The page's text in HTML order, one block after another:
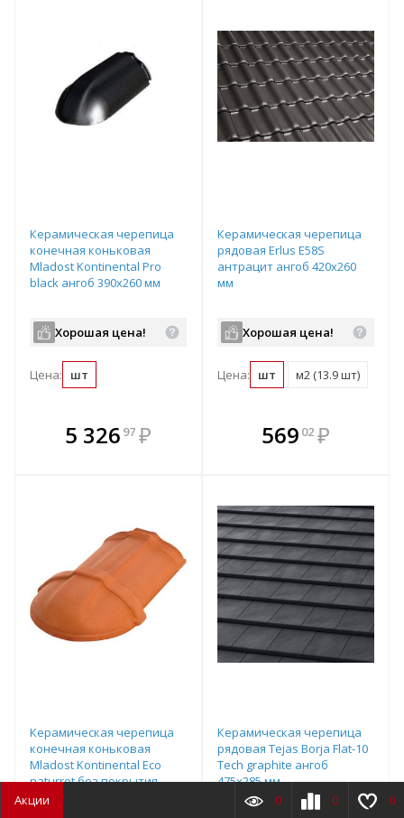
Керамическая черепица
конечная коньковая
Mladost Kontinental Pro
black ангоб 390х260 мм
Хорошая цена!
Цена: шт
5 326 97 ₽
В комплекте
всегда выгоднее!
Керамическая черепица
рядовая Erlus E58S
антрацит ангоб 420х260
мм
Хорошая цена!
Цена: шт м2 (13.9 шт)
В комплекте
всегда выгоднее!
569 02 ₽
Керамическая черепица
конечная коньковая
Mladost Kontinental Eco
naturrot без покрытия
390х260 мм
Керамическая черепица
рядовая Tejas Borja Flat-10
Tech graphite ангоб
475х285 мм
Акции
0 0 0